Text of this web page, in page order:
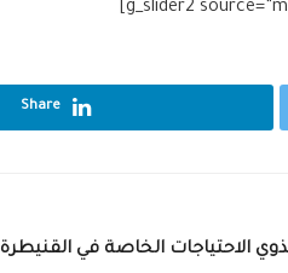
Share
الاحتياجات الخاصة في القنيطرة